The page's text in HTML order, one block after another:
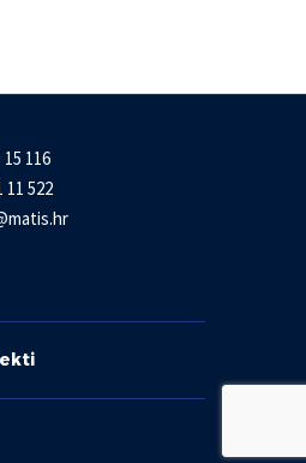
116
11 522